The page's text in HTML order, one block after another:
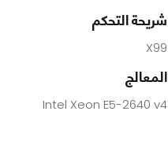
شريحة التحكم
X99
المعالج
Intel Xeon E5-2640 v4